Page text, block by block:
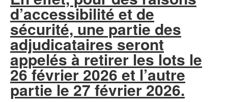
d’accessibilité et de
sécurité, une partie des
adjudicataires seront
appelés à retirer les lots le
26 février 2026 et l’autre
partie le 27 février 2026.